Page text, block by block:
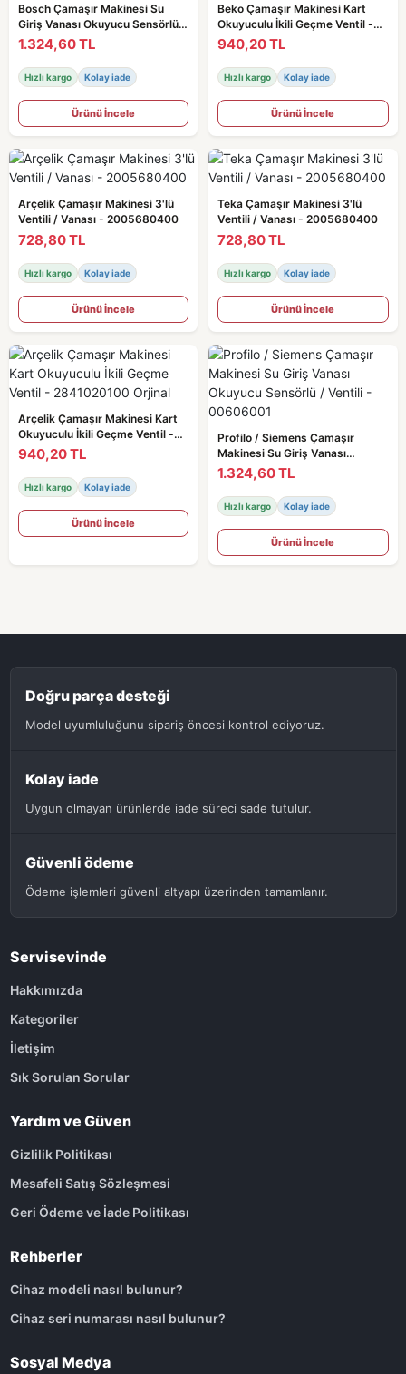
Bosch Çamaşır Makinesi Su
Giriş Vanası Okuyucu Sensörlü /
Ventili - 00606001
1.324,60 TL
Hızlı kargo Kolay iade
Ürünü İncele
Beko Çamaşır Makinesi Kart
Okuyuculu İkili Geçme Ventil -
2841020100 Orjinal
940,20 TL
Hızlı kargo Kolay iade
Ürünü İncele
Arçelik Çamaşır Makinesi 3'lü
Ventili / Vanası - 2005680400
728,80 TL
Hızlı kargo Kolay iade
Ürünü İncele
Teka Çamaşır Makinesi 3'lü
Ventili / Vanası - 2005680400
728,80 TL
Hızlı kargo Kolay iade
Ürünü İncele
Arçelik Çamaşır Makinesi Kart
Okuyuculu İkili Geçme Ventil -
2841020100 Orjinal
940,20 TL
Hızlı kargo Kolay iade
Ürünü İncele
Profilo / Siemens Çamaşır
Makinesi Su Giriş Vanası
Okuyucu Sensörlü / Ventili -
00606001
1.324,60 TL
Hızlı kargo Kolay iade
Ürünü İncele
Doğru parça desteği
Model uyumluluğunu sipariş öncesi kontrol ediyoruz.
Kolay iade
Uygun olmayan ürünlerde iade süreci sade tutulur.
Güvenli ödeme
Ödeme işlemleri güvenli altyapı üzerinden tamamlanır.
Servisevinde
Hakkımızda
Kategoriler
İletişim
Sık Sorulan Sorular
Yardım ve Güven
Gizlilik Politikası
Mesafeli Satış Sözleşmesi
Geri Ödeme ve İade Politikası
Rehberler
Cihaz modeli nasıl bulunur?
Cihaz seri numarası nasıl bulunur?
Sosyal Medya